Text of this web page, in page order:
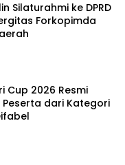
Silaturahmi ke DPRD
Forkopimda
Cup 2026 Resmi
Peserta dari Kategori